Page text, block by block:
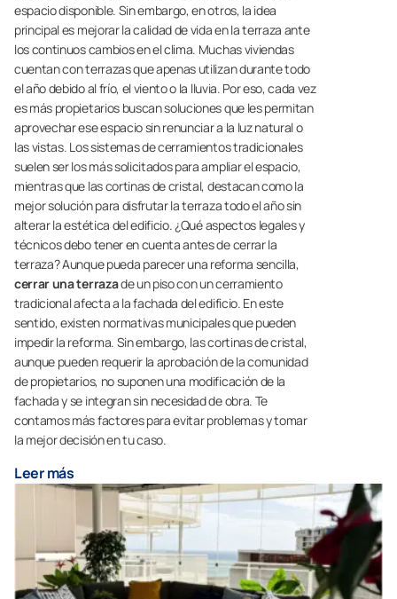
espacio disponible. Sin embargo, en otros, la idea
principal es mejorar la calidad de vida en la terraza ante
los continuos cambios en el clima. Muchas viviendas
cuentan con terrazas que apenas utilizan durante todo
el año debido al frío, el viento o la lluvia. Por eso, cada vez
es más propietarios buscan soluciones que les permitan
aprovechar ese espacio sin renunciar a la luz natural o
las vistas. Los sistemas de cerramientos tradicionales
suelen ser los más solicitados para ampliar el espacio,
mientras que las cortinas de cristal, destacan como la
mejor solución para disfrutar la terraza todo el año sin
alterar la estética del edificio. ¿Qué aspectos legales y
técnicos debo tener en cuenta antes de cerrar la
terraza? Aunque pueda parecer una reforma sencilla,
cerrar una terrazade un piso con un cerramiento
tradicional afecta a la fachada del edificio. En este
sentido, existen normativas municipales que pueden
impedir la reforma. Sin embargo, las cortinas de cristal,
aunque pueden requerir la aprobación de la comunidad
de propietarios, no suponen una modificación de la
fachada y se integran sin necesidad de obra. Te
contamos más factores para evitar problemas y tomar
la mejor decisión en tu caso.
Leer más